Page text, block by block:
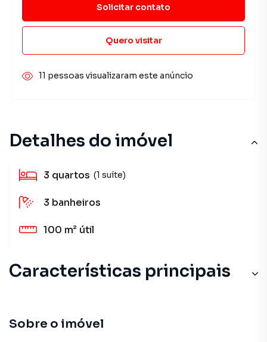
Detalhes do imóvel
3 quartos (1 suíte)
3 banheiros
100 m² útil
Características principais
Sobre o imóvel
Solicitar contato
Quero visitar
11 pessoas visualizaram este anúncio